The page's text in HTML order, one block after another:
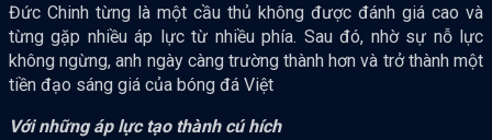
Đức Chinh từng là một cầu thủ không được đánh giá cao và
từng gặp nhiều áp lực từ nhiều phía. Sau đó, nhờ sự nỗ lực
không ngừng, anh ngày càng trường thành hơn và trở thành một
tiền đạo sáng giá của bóng đá Việt
Với những áp lực tạo thành cú hích